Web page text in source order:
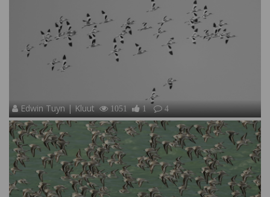
Edwin Tuyn | Kluut 1051 1 4